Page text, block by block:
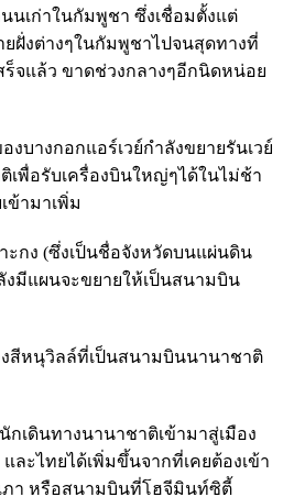
นเก่าในกัมพูชา ซึ่งเชื่อมตั้งแต่
ฝั่งต่างๆในกัมพูชาไปจนสุดทางที่
ร็จแล้ว ขาดช่วงกลางๆอีกนิดหน่อย
บางกอกแอร์เวย์กำลังขยายรันเวย์
พื่อรับเครื่องบินใหญ่ๆได้ในไม่ช้า
ข้ามาเพิ่ม
ะกง (ซึ่งเป็นชื่อจังหวัดบนแผ่นดิน
มีแผนจะขยายให้เป็นสนามบิน
สีหนุวิลล์ที่เป็นสนามบินนานาชาติ
เดินทางนานาชาติเข้ามาสู่เมือง
ละไทยได้เพิ่มขึ้นจากที่เคยต้องเข้า
ภา หรือสนามบินที่โฮจีมินท์ซิตี้